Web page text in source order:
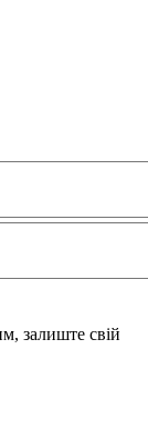
залиште свій